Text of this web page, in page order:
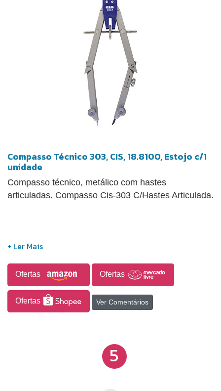
Compasso Técnico 303, CIS, 18.8100, Estojo c/1
unidade
Compasso técnico, metálico com hastes
articuladas. Compasso Cis-303 C/Hastes Articulada.
Ofertas Ofertas
Ofertas Ver Comentários
5